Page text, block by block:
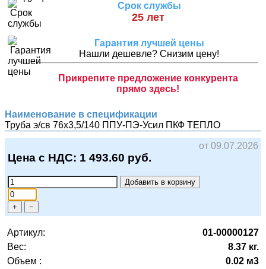
Срок службы
25 лет
Гарантия лучшей цены
Нашли дешевле? Снизим цену!
Прикрепите предложение конкурента
прямо здесь!
Наименование в спецификации
Труба э/св 76х3,5/140 ППУ-ПЭ-Усил ПКФ ТЕПЛО
от 09.07.2026
Цена с НДС: 1 493.60 руб.
Добавить в корзину
+ −
Артикул:
01-00000127
Вес:
8.37 кг.
Объем :
0.02 м3